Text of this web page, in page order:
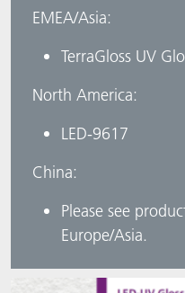
EMEA/Asia: ​
TerraGloss UV
​North America: ​
LED-9617
China: ​
Please see
Europe/Asia.​